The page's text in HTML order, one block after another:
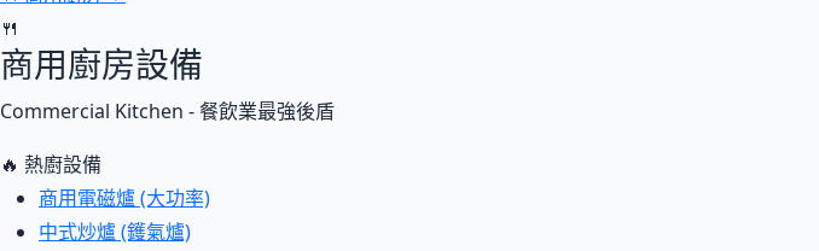
🍴
商用廚房設備
Commercial Kitchen - 餐飲業最強後盾
🔥 熱廚設備
商用電磁爐 (大功率)
中式炒爐 (鑊氣爐)